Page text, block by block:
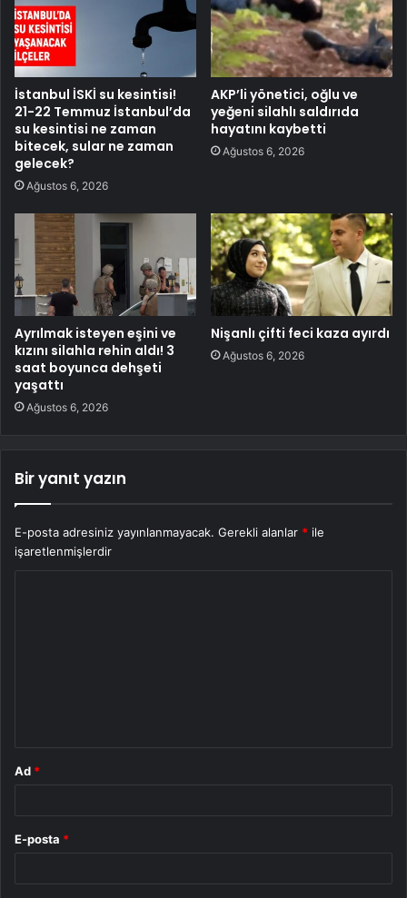
İstanbul İSKİ su kesintisi!
21-22 Temmuz İstanbul’da
su kesintisi ne zaman
bitecek, sular ne zaman
gelecek?
Ağustos 6, 2026
AKP’li yönetici, oğlu ve
yeğeni silahlı saldırıda
hayatını kaybetti
Ağustos 6, 2026
Ayrılmak isteyen eşini ve
kızını silahla rehin aldı! 3
saat boyunca dehşeti
yaşattı
Ağustos 6, 2026
Nişanlı çifti feci kaza ayırdı
Ağustos 6, 2026
Bir yanıt yazın
E-posta adresiniz yayınlanmayacak. Gerekli alanlar * ile
işaretlenmişlerdir
Ad *
E-posta *